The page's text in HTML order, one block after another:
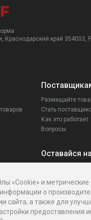
Краснодарский край 354003,
Размещайте
Стать
Как это работает
Вопросы
Оставайся
«Cookie» и метрические
о
сайта, а также для
предоставления